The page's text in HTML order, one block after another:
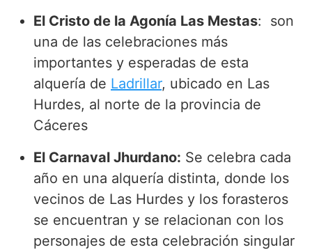
El Cristo de la Agonía Las Mestas: son
una de las celebraciones más
importantes y esperadas de esta
alquería de Ladrillar, ubicado en Las
Hurdes, al norte de la provincia de
Cáceres
El Carnaval Jhurdano: Se celebra cada
año en una alquería distinta, donde los
vecinos de Las Hurdes y los forasteros
se encuentran y se relacionan con los
personajes de esta celebración singular